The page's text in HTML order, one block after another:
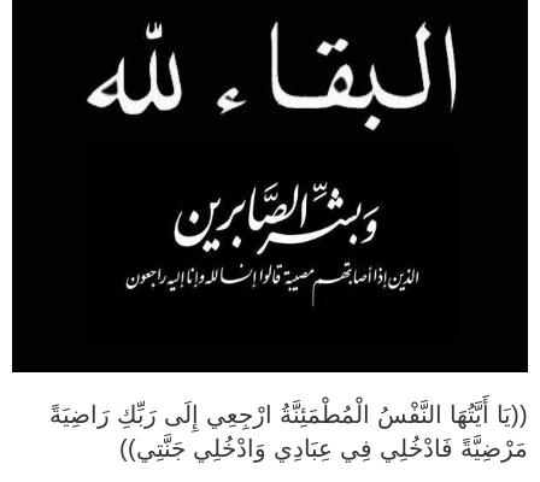
((يَا أَيَّتُهَا النَّفْسُ الْمُطْمَئِنَّةُ ارْجِعِي إِلَى رَبِّكِ رَاضِيَةً
مَرْضِيَّةً فَادْخُلِي فِي عِبَادِي وَادْخُلِي جَنَّتِي))